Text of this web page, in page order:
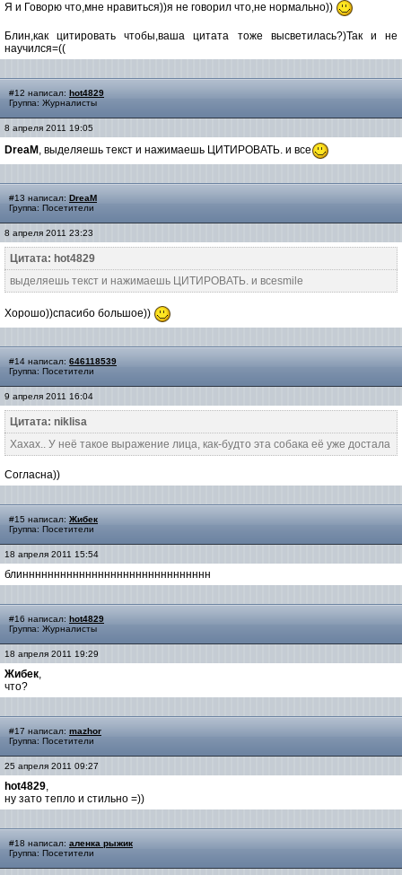
Я и Говорю что,мне нравиться))я не говорил что,не нормально))
Блин,как цитировать чтобы,ваша цитата тоже высветилась?)Так и не
научился=((
#12 написал: hot4829
Группа: Журналисты
8 апреля 2011 19:05
DreaM , выделяешь текст и нажимаешь ЦИТИРОВАТЬ. и все
#13 написал: DreaM
Группа: Посетители
8 апреля 2011 23:23
Цитата: hot4829
выделяешь текст и нажимаешь ЦИТИРОВАТЬ. и всеsmile
Хорошо))спасибо большое))
#14 написал: 646118539
Группа: Посетители
9 апреля 2011 16:04
Цитата: niklisa
Хахах.. У неё такое выражение лица, как-будто эта собака её уже достала
Согласна))
#15 написал: Жибек
Группа: Посетители
18 апреля 2011 15:54
блинннннннннннннннннннннннннннннн
#16 написал: hot4829
Группа: Журналисты
18 апреля 2011 19:29
Жибек,
что?
#17 написал: mazhor
Группа: Посетители
25 апреля 2011 09:27
hot4829,
ну зато тепло и стильно =))
#18 написал: аленка рыжик
Группа: Посетители